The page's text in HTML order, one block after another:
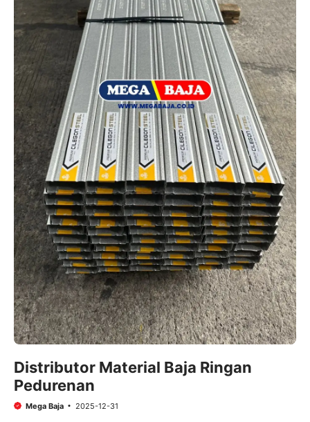
Distributor Material Baja Ringan
Pedurenan
Mega Baja 2025-12-31